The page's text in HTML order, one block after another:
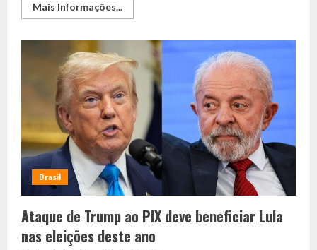
Mais Informações...
more
Leitão
é
líder
do
PT
no
Senado
Brasil
Ataque de Trump ao PIX deve beneficiar Lula
nas eleições deste ano